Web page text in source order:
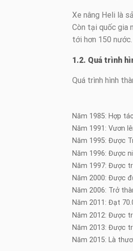
Xe nâng Heli là
Còn tại quốc gia
tới hơn 150 nước.
1.2. Quá trình
Quá trình hình
Năm 1985: Hợp
Năm 1991: Vươn
Năm 1995: Được
Năm 1996: Được
Năm 1997: Được
Năm 2000: Được
Năm 2006: Trở
Năm 2011: Đạt
Năm 2012: Được
Năm 2013: Được
Năm 2015: Là